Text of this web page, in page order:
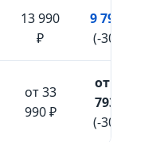
13 990
₽
9 793 ₽
(-30%)
от 33
990 ₽
от 23
793 ₽
(-30%)